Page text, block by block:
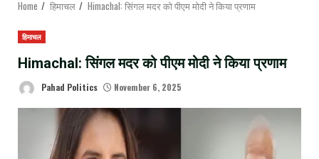
Home हिमाचल Himachal: सिंगल मदर को पीएम मोदी ने किया प्रणाम
हिमाचल
Himachal: सिंगल मदर को पीएम मोदी ने किया प्रणाम
Pahad Politics November 6, 2025